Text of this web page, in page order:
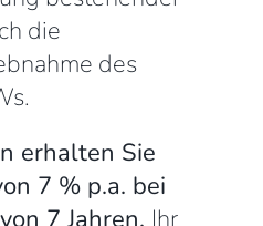
die
des
erhalten Sie
7 % p.a. bei
7 Jahren. Ihr